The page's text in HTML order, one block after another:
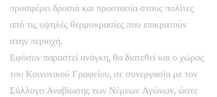
προσφέρει δροσιά και προστασία στους πολίτες
από τις υψηλές θερμοκρασίες που επικρατούν
στην περιοχή.
Εφόσον παραστεί ανάγκη, θα διατεθεί και ο χώρος
του Κοινοτικού Γραφείου, σε συνεργασία με τον
Σύλλογο Αναβίωσης των Νέμεων Αγώνων, ώστε